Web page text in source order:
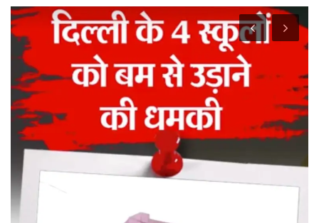
अपराध
देश
टेक्नोलॉजी
राजनीति
राज्य
मनोरंजन